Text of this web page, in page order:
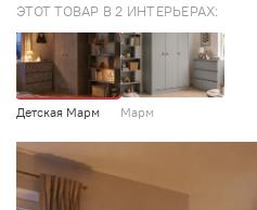
ЭТОТ ТОВАР В 2 ИНТЕРЬЕРАХ:
Детская Марм Марм